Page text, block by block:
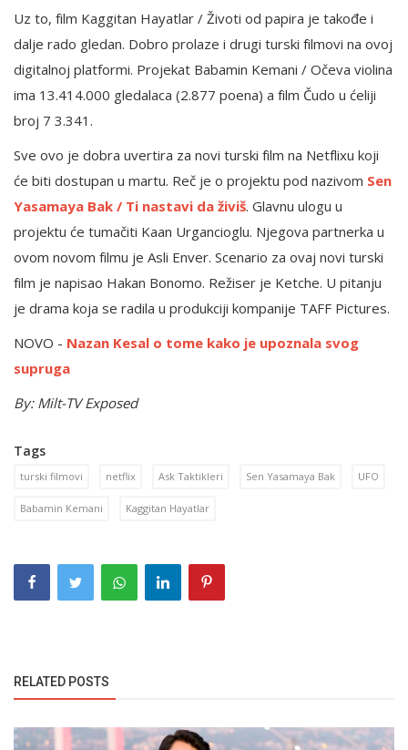
Uz to, film Kaggitan Hayatlar / Životi od papira je takođe i
dalje rado gledan. Dobro prolaze i drugi turski filmovi na ovoj
digitalnoj platformi. Projekat Babamin Kemani / Očeva violina
ima 13.414.000 gledalaca (2.877 poena) a film Čudo u ćeliji
broj 7 3.341.
Sve ovo je dobra uvertira za novi turski film na Netflixu koji
će biti dostupan u martu. Reč je o projektu pod nazivom Sen
Yasamaya Bak / Ti nastavi da živiš. Glavnu ulogu u
projektu će tumačiti Kaan Urgancioglu. Njegova partnerka u
ovom novom filmu je Asli Enver. Scenario za ovaj novi turski
film je napisao Hakan Bonomo. Režiser je Ketche. U pitanju
je drama koja se radila u produkciji kompanije TAFF Pictures.
NOVO - Nazan Kesal o tome kako je upoznala svog
supruga
By: Milt-TV Exposed
Tags
turski filmovi netflix Ask Taktikleri Sen Yasamaya Bak UFO
Babamin Kemani Kaggitan Hayatlar
RELATED POSTS